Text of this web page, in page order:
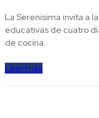
La Serenisima invita a
educativas de cuatro
de cocina.
Leer más